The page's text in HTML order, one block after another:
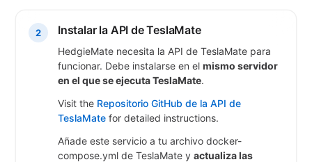
2 Instalar la API de TeslaMate
HedgieMate necesita la API de TeslaMate para
funcionar. Debe instalarse en el mismo servidor
en el que se ejecuta TeslaMate.
Visit the Repositorio GitHub de la API de
TeslaMate for detailed instructions.
Añade este servicio a tu archivo docker-
compose.yml de TeslaMate y actualiza las